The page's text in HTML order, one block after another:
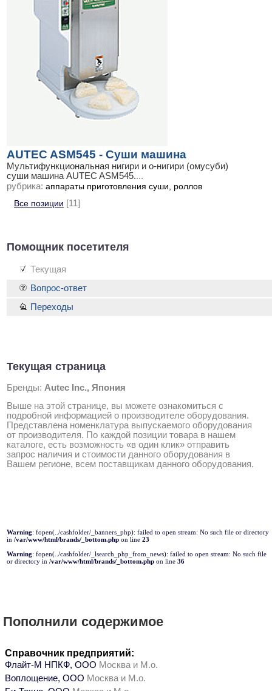
AUTEC ASM545 - Суши машина
Мультифункциональная нигири и о-нигири (омусуби)
суши машина AUTEC ASM545....
рубрика: аппараты приготовления суши, роллов
Все позиции [11]
Помощник посетителя
Текущая
Текущая страница
Бренды: Autec Inc., Япония
Выше на этой странице, вы можете ознакомиться с
подробной информацией о производителе оборудования.
Представлена номенклатура выпускаемого оборудования
от производителя. По каждой позиции товара в нашем
каталоге, есть возможность «в один клик» отправить
запрос наличия и стоимости данного оборудования в
Вашем регионе, всем поставщикам данного оборудования.
Вопрос-ответ
Переходы
Warning: fopen(../cashfolder/_banners_php): failed to open stream: No such file or directory
in /var/www/html/brands/_bottom.php on line 23
Warning: fopen(../cashfolder/_lsearch_php_from_news): failed to open stream: No such file
or directory in /var/www/html/brands/_bottom.php on line 36
Пополнили содержимое
Справочник предприятий:
Флайт-М НПКФ, ООО Москва и М.о.
Воплощение, ООО Москва и М.о.